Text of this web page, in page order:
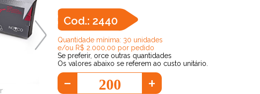
Cod.: 2440
Quantidade mínima: 30 unidades
e/ou R$ 2.000,00 por pedido
Se preferir, orce outras quantidades
Os valores abaixo se referem ao custo unitário.
- +